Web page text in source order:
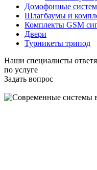
Домофонные
Шлагбаумы и
Комплекты GSM
Двери
Турникеты трипод
Наши специалисты
по услуге
Задать вопрос